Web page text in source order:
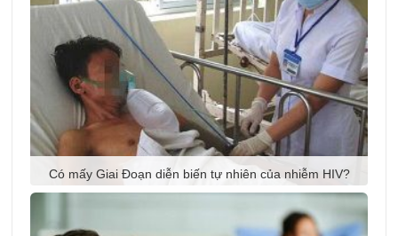
Có mấy Giai Đoạn diễn biến tự nhiên của nhiễm HIV?
Xác xuất lây nhiễm hiv từ nữ sang nam là bao nhiêu?